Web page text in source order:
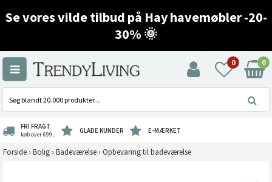
Se vores vilde tilbud på Hay havemøbler -20-
30% 🌞
0 0
FRI FRAGT
køb over 699,- GLADE KUNDER E-MÆRKET
Forside › Bolig › Badeværelse › Opbevaring til badeværelse